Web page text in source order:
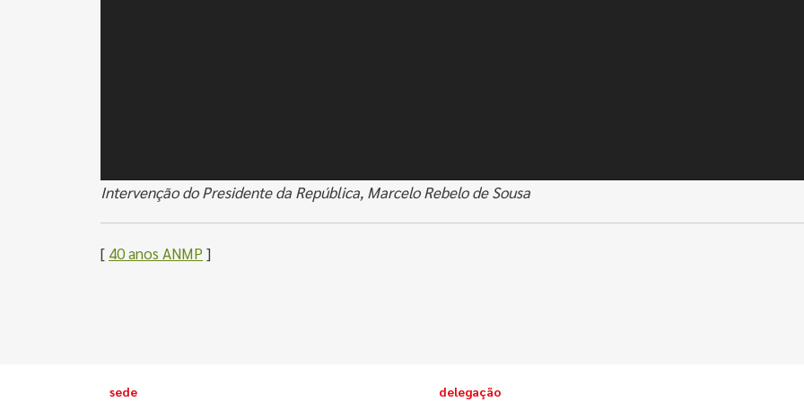
Intervenção do Presidente da República, Marcelo Rebelo de Sousa
[ 40 anos ANMP ]
sede delegação